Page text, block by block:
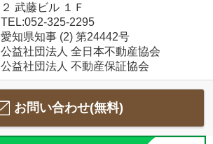
２ 武藤ビル １Ｆ
TEL:052-325-2295
愛知県知事 (2) 第24442号
公益社団法人 全日本不動産協会
公益社団法人 不動産保証協会
お問い合わせ(無料)